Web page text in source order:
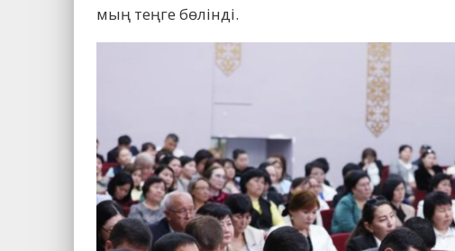
мың теңге бөлінді.